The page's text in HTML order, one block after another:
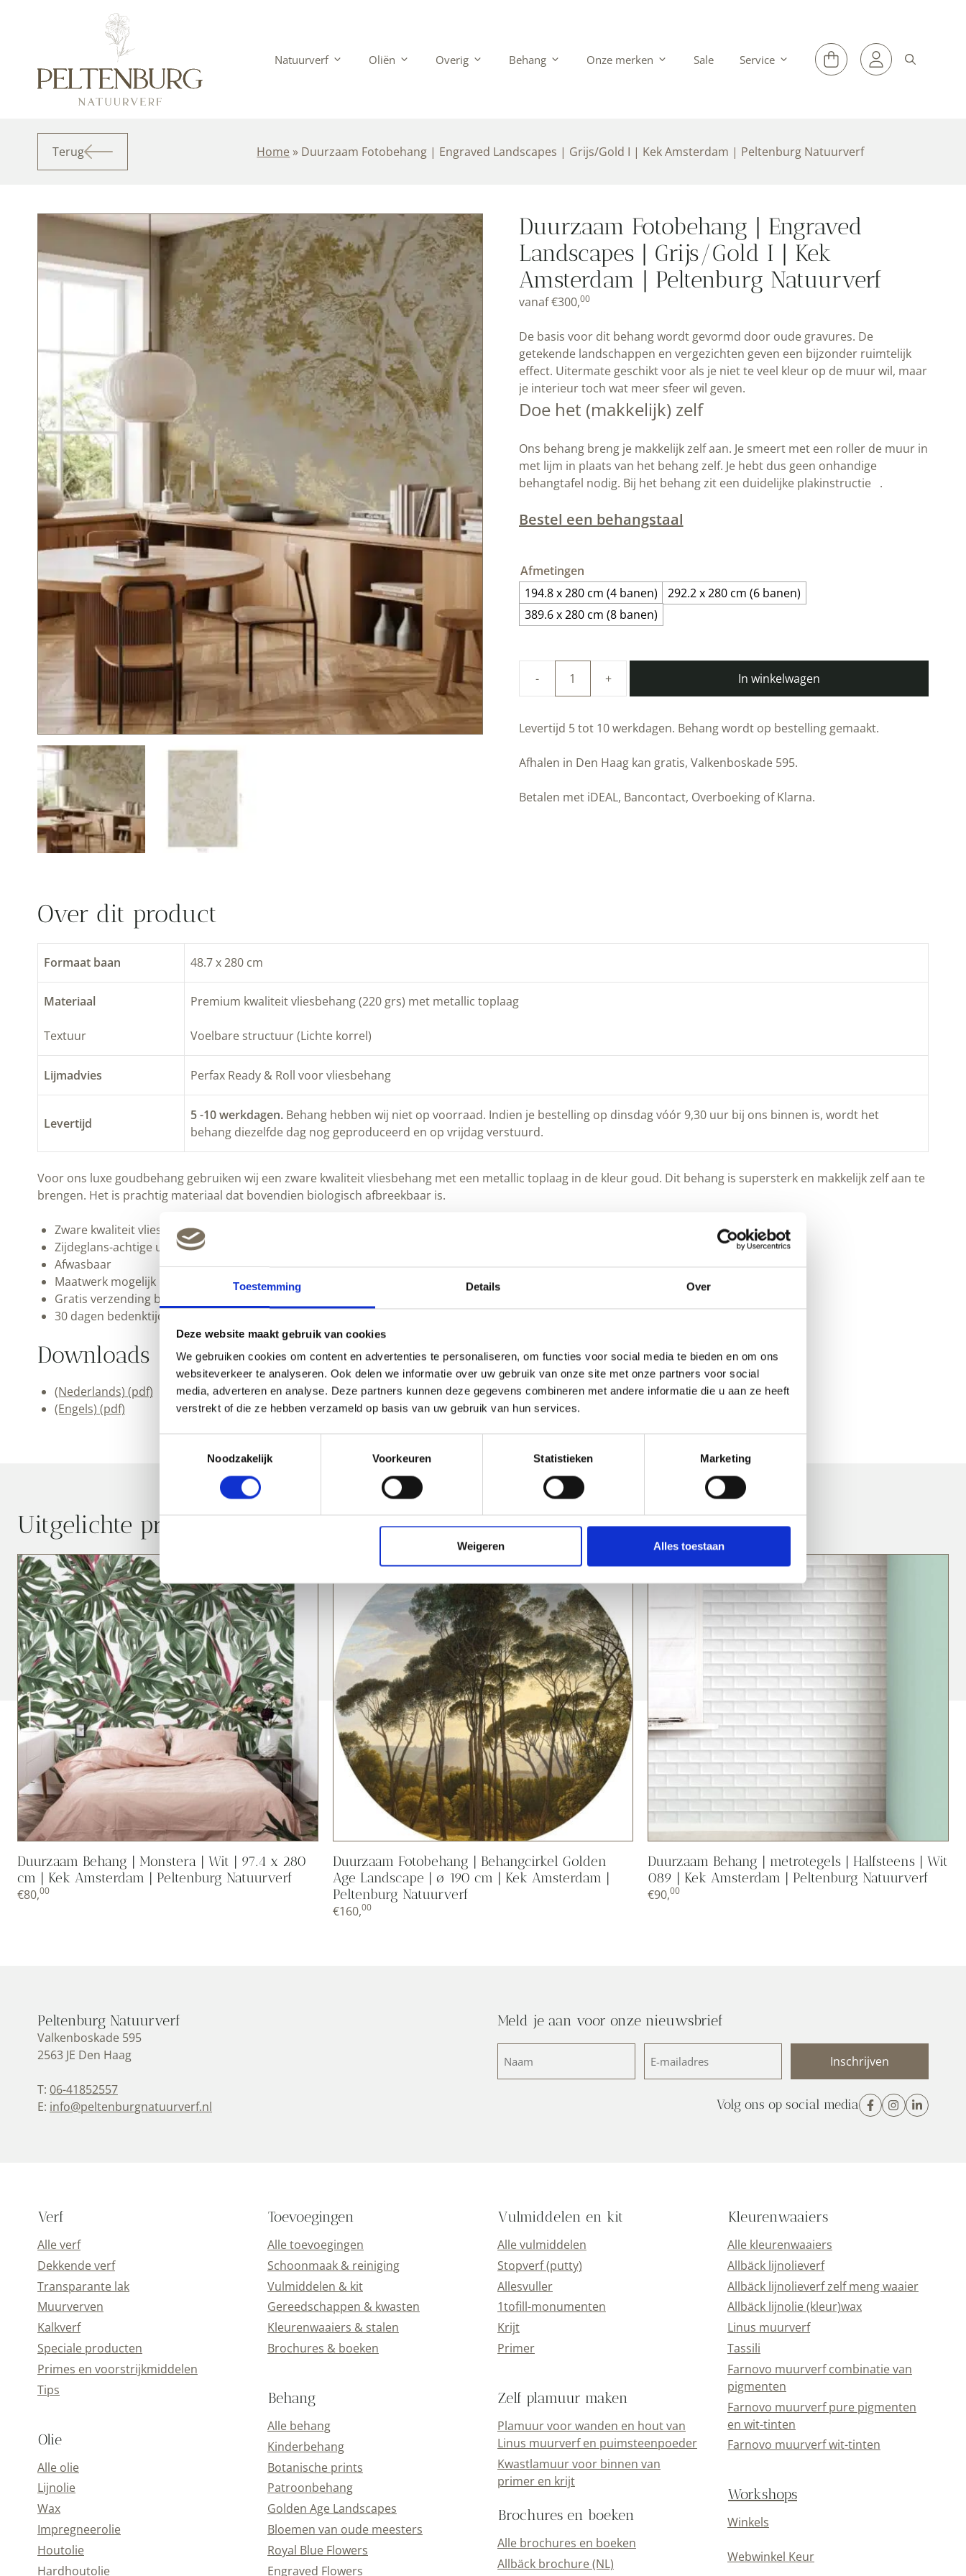
Toestemming Details Over
Deze website maakt gebruik van cookies
We gebruiken cookies om content en advertenties te personaliseren, om functies voor social media te bieden en om ons
websiteverkeer te analyseren. Ook delen we informatie over uw gebruik van onze site met onze partners voor social
media, adverteren en analyse. Deze partners kunnen deze gegevens combineren met andere informatie die u aan ze heeft
verstrekt of die ze hebben verzameld op basis van uw gebruik van hun services.
Noodzakelijk
Voorkeuren Statistieken Marketing
Weigeren Alles toestaan
Natuurverf Oliën Overig Behang Onze merken Sale Service
Terug Home » Duurzaam Fotobehang | Engraved Landscapes | Grijs/Gold I | Kek Amsterdam | Peltenburg Natuurverf
Duurzaam Fotobehang | Engraved
Landscapes | Grijs/Gold I | Kek
Amsterdam | Peltenburg Natuurverf
vanaf€300,00
De basis voor dit behang wordt gevormd door oude gravures. De
getekende landschappen en vergezichten geven een bijzonder ruimtelijk
effect. Uitermate geschikt voor als je niet te veel kleur op de muur wil, maar
je interieur toch wat meer sfeer wil geven.
Doe het (makkelijk) zelf
Ons behang breng je makkelijk zelf aan. Je smeert met een roller de muur in
met lijm in plaats van het behang zelf. Je hebt dus geen onhandige
behangtafel nodig. Bij het behang zit een duidelijke plakinstructie .
Bestel een behangstaal
Afmetingen
194.8 x 280 cm (4 banen)
292.2 x 280 cm (6 banen)
389.6 x 280 cm (8 banen)
Duurzaam
|
Engraved
Landscapes
|
Grijs/Gold
I
In winkelwagen
Levertijd 5 tot 10 werkdagen. Behang wordt op bestelling gemaakt.
Afhalen in Den Haag kan gratis, Valkenboskade 595.
Betalen met iDEAL, Bancontact, Overboeking of Klarna.
Over dit product
Formaat baan 48.7 x 280 cm
Materiaal
Textuur
Premium kwaliteit vliesbehang (220 grs) met metallic toplaag
Voelbare structuur (Lichte korrel)
Lijmadvies Perfax Ready & Roll voor vliesbehang
Levertijd
5 -10 werkdagen. Behang hebben wij niet op voorraad. Indien je bestelling op dinsdag vóór 9,30 uur bij ons binnen is, wordt het
behang diezelfde dag nog geproduceerd en op vrijdag verstuurd.
Voor ons luxe goudbehang gebruiken wij een zware kwaliteit vliesbehang met een metallic toplaag in de kleur goud. Dit behang is supersterk en makkelijk zelf aan te
brengen. Het is prachtig materiaal dat bovendien biologisch afbreekbaar is.
Zware kwaliteit vliesbehang met metallic toplaag in kleur goud
Zijdeglans-achtige uitstraling met lichte structuur
Afwasbaar
Maatwerk mogelijk
Gratis verzending binnen Nederland en België
30 dagen bedenktijd
Downloads
(Nederlands) (pdf)
(Engels) (pdf)
Uitgelichte producten
Duurzaam Behang | Monstera | Wit | 97.4 x 280
cm | Kek Amsterdam | Peltenburg Natuurverf
€80,00
Duurzaam Fotobehang | Behangcirkel Golden
Age Landscape | ø 190 cm | Kek Amsterdam |
Peltenburg Natuurverf
€160,00
Duurzaam Behang | metrotegels | Halfsteens | Wit
089 | Kek Amsterdam | Peltenburg Natuurverf
€90,00
Peltenburg Natuurverf
Valkenboskade 595
2563 JE Den Haag
T: 06-41852557
E: info@peltenburgnatuurverf.nl
Meld je aan voor onze nieuwsbrief
(Vereist)
mailadres
Volg ons op social media
Verf
Alle verf
Dekkende verf
Transparante lak
Muurverven
Kalkverf
Speciale producten
Primes en voorstrijkmiddelen
Tips
Olie
Alle olie
Lijnolie
Wax
Impregneerolie
Houtolie
Hardhoutolie
Toevoegingen
Alle toevoegingen
Schoonmaak & reiniging
Vulmiddelen & kit
Gereedschappen & kwasten
Kleurenwaaiers & stalen
Brochures & boeken
Behang
Alle behang
Kinderbehang
Botanische prints
Patroonbehang
Golden Age Landscapes
Bloemen van oude meesters
Royal Blue Flowers
Engraved Flowers
Vulmiddelen en kit
Alle vulmiddelen
Stopverf (putty)
Allesvuller
1tofill-monumenten
Krijt
Primer
Zelf plamuur maken
Plamuur voor wanden en hout van
Linus muurverf en puimsteenpoeder
Kwastlamuur voor binnen van
primer en krijt
Brochures en boeken
Alle brochures en boeken
Allbäck brochure (NL)
Kleurenwaaiers
Alle kleurenwaaiers
Allbäck lijnolieverf
Allbäck lijnolieverf zelf meng waaier
Allbäck lijnolie (kleur)wax
Linus muurverf
Tassili
Farnovo muurverf combinatie van
pigmenten
Farnovo muurverf pure pigmenten
en wit-tinten
Farnovo muurverf wit-tinten
Workshops
Winkels
Webwinkel Keur